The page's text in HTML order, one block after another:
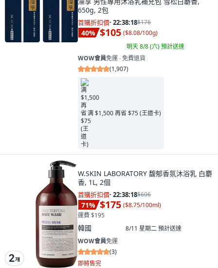
650g, 2包
首購折扣價· 22:38:16$176
40% $105 ($8.08/100g)
明天 8/8 (六)預計送達
WOW會員免運 ∙ 免費退貨
(1,907)
满 $1,500 再省 $75 (王道卡)
W.SKIN LABORATORY 馥郁香氛沐浴乳 白麝
香, 1L, 2個
首購折扣價· 22:38:16$606
71% $175 ($8.75/100ml)
運費 $195
韓國 8/11 星期二預計送達
WOW會員免運
(3)
即將售完